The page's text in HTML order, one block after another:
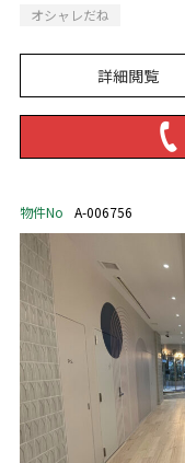
オシャレだね
詳細閲覧
物件No A-006756